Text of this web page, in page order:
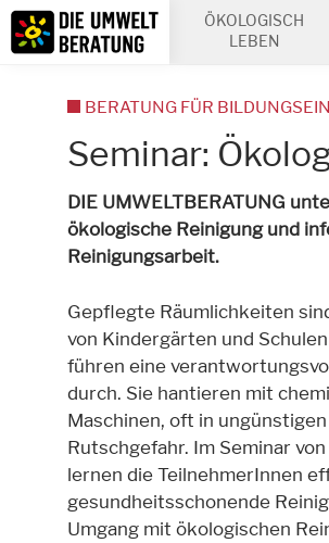
Inhalt
Suche
ÖKOLOGISCH
LEBEN
Seminar:
DIE UMWELTBERATUNG
ökologische Reinigung und
Reinigungsarbeit.
Gepflegte Räumlichkeiten
von Kindergärten und
führen eine
durch. Sie hantieren mit
Maschinen, oft in
Rutschgefahr. Im Seminar
lernen die TeilnehmerInnen
gesundheitsschonende
Umgang mit ökologischen
BERATUNG FÜR